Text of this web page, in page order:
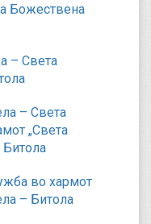
Божествена
– Света
– Света
„Света
во хармот
– Битола